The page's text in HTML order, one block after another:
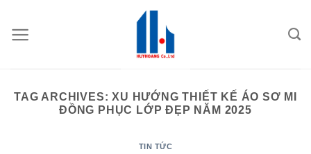
content
TAG ARCHIVES:XU HƯỚNG THIẾT KẾ ÁO SƠ MI
ĐỒNG PHỤC LỚP ĐẸP NĂM 2025
TIN TỨC